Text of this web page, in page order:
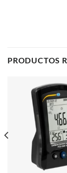
PRODUCTOS